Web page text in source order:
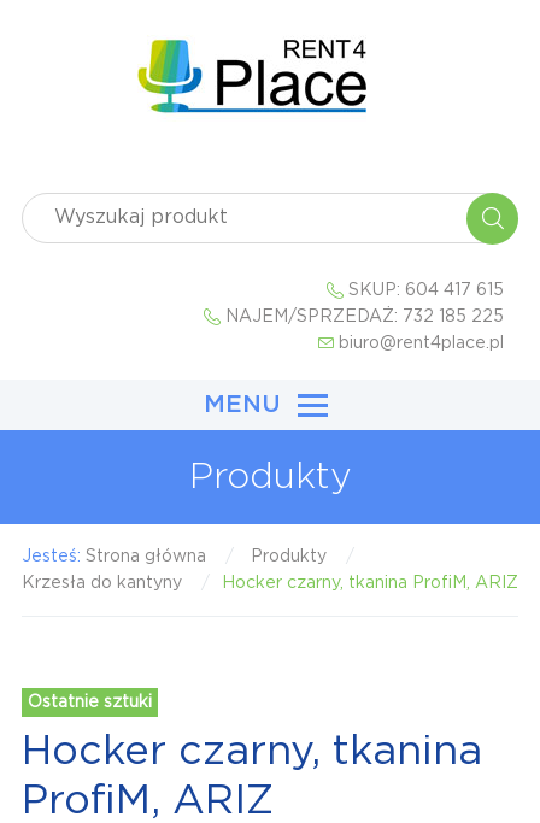
SKUP: 604 417 615
NAJEM/SPRZEDAŻ: 732 185 225
biuro@rent4place.pl
MENU
Produkty
Jesteś: Strona główna
Produkty
Krzesła do kantyny
Hocker czarny, tkanina ProfiM, ARIZ
Ostatnie sztuki
Hocker czarny, tkanina
ProfiM, ARIZ